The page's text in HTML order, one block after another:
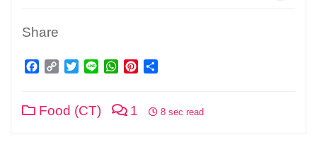
Share
Facebook
Copy TwitterLine WhatsApp
Pinterest
Food (CT) 1 8 sec read